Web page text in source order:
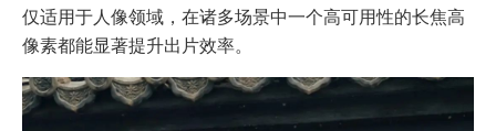
仅适用于人像领域，在诸多场景中一个高可用性的长焦高
像素都能显著提升出片效率。